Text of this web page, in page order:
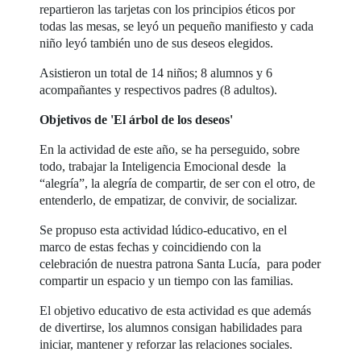
repartieron las tarjetas con los principios éticos por
todas las mesas, se leyó un pequeño manifiesto y cada
niño leyó también uno de sus deseos elegidos.
Asistieron un total de 14 niños; 8 alumnos y 6
acompañantes y respectivos padres (8 adultos).
Objetivos de 'El árbol de los deseos'
En la actividad de este año, se ha perseguido, sobre
todo, trabajar la Inteligencia Emocional desde la
“alegría”, la alegría de compartir, de ser con el otro, de
entenderlo, de empatizar, de convivir, de socializar.
Se propuso esta actividad lúdico-educativo, en el
marco de estas fechas y coincidiendo con la
celebración de nuestra patrona Santa Lucía, para poder
compartir un espacio y un tiempo con las familias.
El objetivo educativo de esta actividad es que además
de divertirse, los alumnos consigan habilidades para
iniciar, mantener y reforzar las relaciones sociales.